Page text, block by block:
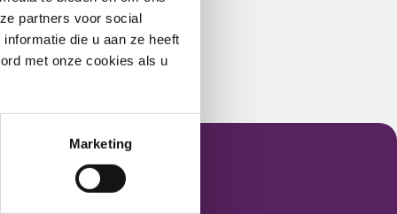
partners voor social
die u aan ze heeft
met onze cookies als u
Marketing